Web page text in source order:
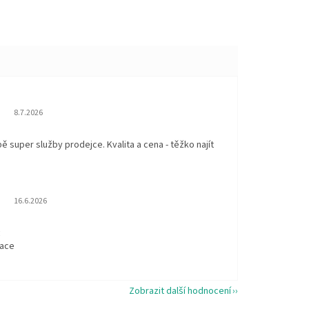
Hodnocení obchodu je 5 z 5 hvězdiček.
8.7.2026
super služby prodejce. Kvalita a cena - těžko najít
Hodnocení obchodu je 5 z 5 hvězdiček.
16.6.2026
Zobrazit další hodnocení